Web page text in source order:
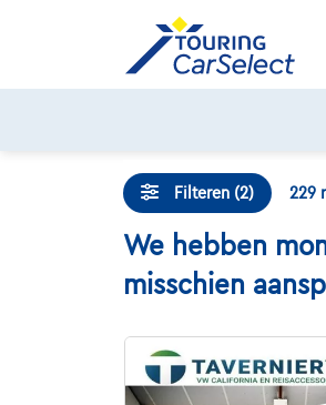
Filteren (2) 229
We hebben
misschien